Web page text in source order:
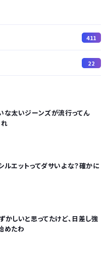
411
22
な太いジーンズが流行ってん
エットってダサいよな？確かに
しいと思ってたけど、日差し強
めたわ